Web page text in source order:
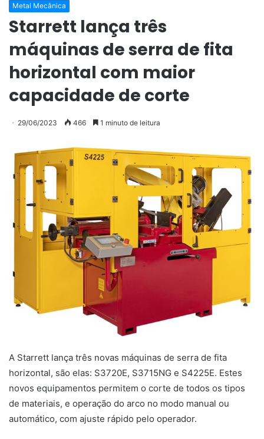
Metal Mecânica
Starrett lança três
máquinas de serra de fita
horizontal com maior
capacidade de corte
29/06/2023 466 1 minuto de leitura
A Starrett lança três novas máquinas de serra de fita
horizontal, são elas: S3720E, S3715NG e S4225E. Estes
novos equipamentos permitem o corte de todos os tipos
de materiais, e operação do arco no modo manual ou
automático, com ajuste rápido pelo operador.